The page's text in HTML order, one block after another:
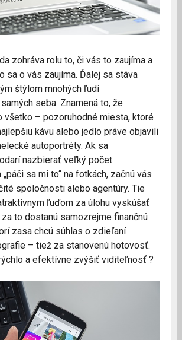
zohráva rolu to, či vás to zaujíma a
sa o vás zaujíma. Ďalej sa stáva
štýlom mnohých ľudí
seba. Znamená to, že
všetko – pozoruhodné miesta, ktoré
kávu alebo jedlo práve objavili
autoportréty. Ak sa
nazbierať veľký počet
sa mi to“ na fotkách, začnú vás
spoločnosti alebo agentúry. Tie
ľuďom za úlohu vyskúšať
to dostanú samozrejme finančnú
zasa chcú súhlas o zdieľaní
– tiež za stanovenú hotovosť.
a efektívne zvýšiť viditeľnosť ?